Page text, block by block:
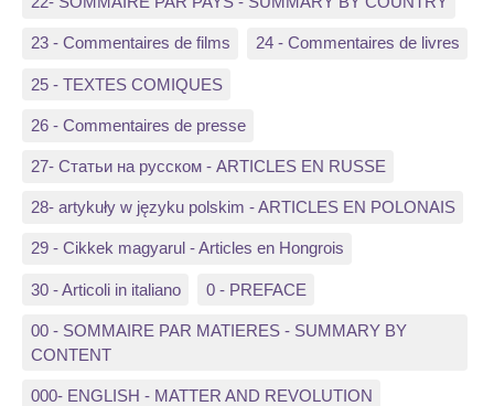
23 - Commentaires de films 24 - Commentaires de livres
25 - TEXTES COMIQUES
26 - Commentaires de presse
27- Статьи на русском - ARTICLES EN RUSSE
28- artykuły w języku polskim - ARTICLES EN POLONAIS
29 - Cikkek magyarul - Articles en Hongrois
30 - Articoli in italiano 0 - PREFACE
00 - SOMMAIRE PAR MATIERES - SUMMARY BY
CONTENT
000- ENGLISH - MATTER AND REVOLUTION